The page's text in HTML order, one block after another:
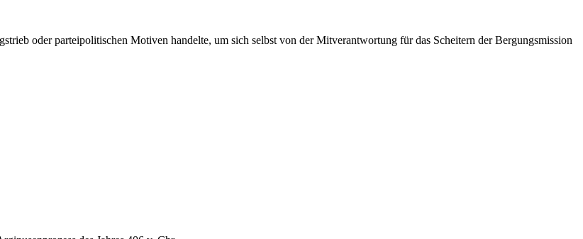
oder parteipolitischen Motiven handelte, um sich selbst von der Mitverantwortung für das Scheitern der Bergungsmission